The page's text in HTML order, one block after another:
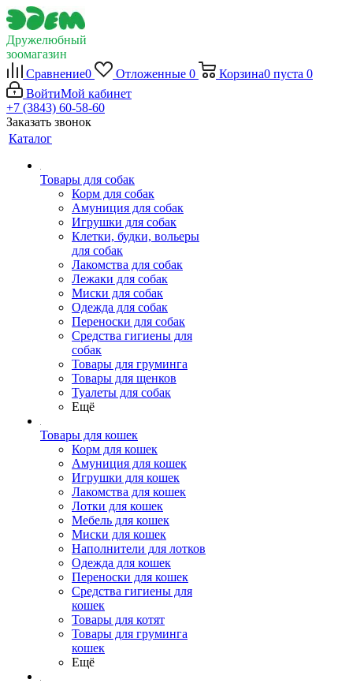
Дружелюбный
зоомагазин
Сравнение0 Отложенные 0 Корзина0 пуста 0
ВойтиМой кабинет
+7 (3843) 60-58-60
Заказать звонок
Каталог
Товары для собак
Корм для собак
Амуниция для собак
Игрушки для собак
Клетки, будки, вольеры
для собак
Лакомства для собак
Лежаки для собак
Миски для собак
Одежда для собак
Переноски для собак
Средства гигиены для
собак
Товары для груминга
Товары для щенков
Туалеты для собак
Ещё
Товары для кошек
Корм для кошек
Амуниция для кошек
Игрушки для кошек
Лакомства для кошек
Лотки для кошек
Мебель для кошек
Миски для кошек
Наполнители для лотков
Одежда для кошек
Переноски для кошек
Средства гигиены для
кошек
Товары для котят
Товары для груминга
кошек
Ещё